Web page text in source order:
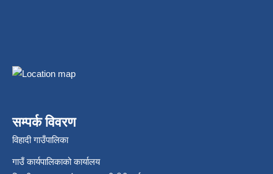
सम्पर्क विवरण
विहादी गाउँपालिका
गाउँ कार्यपालिकाको कार्यालय